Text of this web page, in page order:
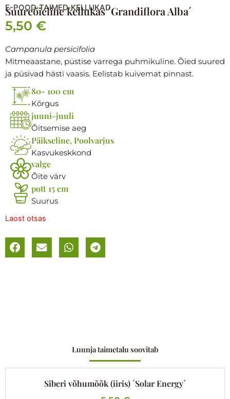
E-POOD›TAIMED›KELLUKAD
Suureõieline kellukas ´Grandiflora Alba´
5,50 €
Campanula persicifolia
Mitmeaastane, püstise varrega puhmikuline. Õied suured
ja püsivad hästi vaasis. Eelistab kuivemat pinnast.
80- 100 cm
Kõrgus
juuni-juuli
Õitsemise aeg
Päikseline, Poolvarjus
Kasvukeskkond
valge
Õite värv
pott 15 cm
Suurus
Laost otsas
Luunja taimetalu soovitab
Siberi võhumõõk (iiris) ´Solar Energy´